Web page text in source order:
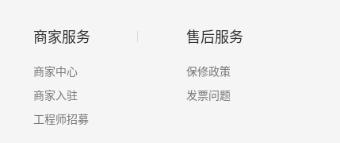
商家服务
商家中心
商家入驻
工程师招募
售后服务
保修政策
发票问题